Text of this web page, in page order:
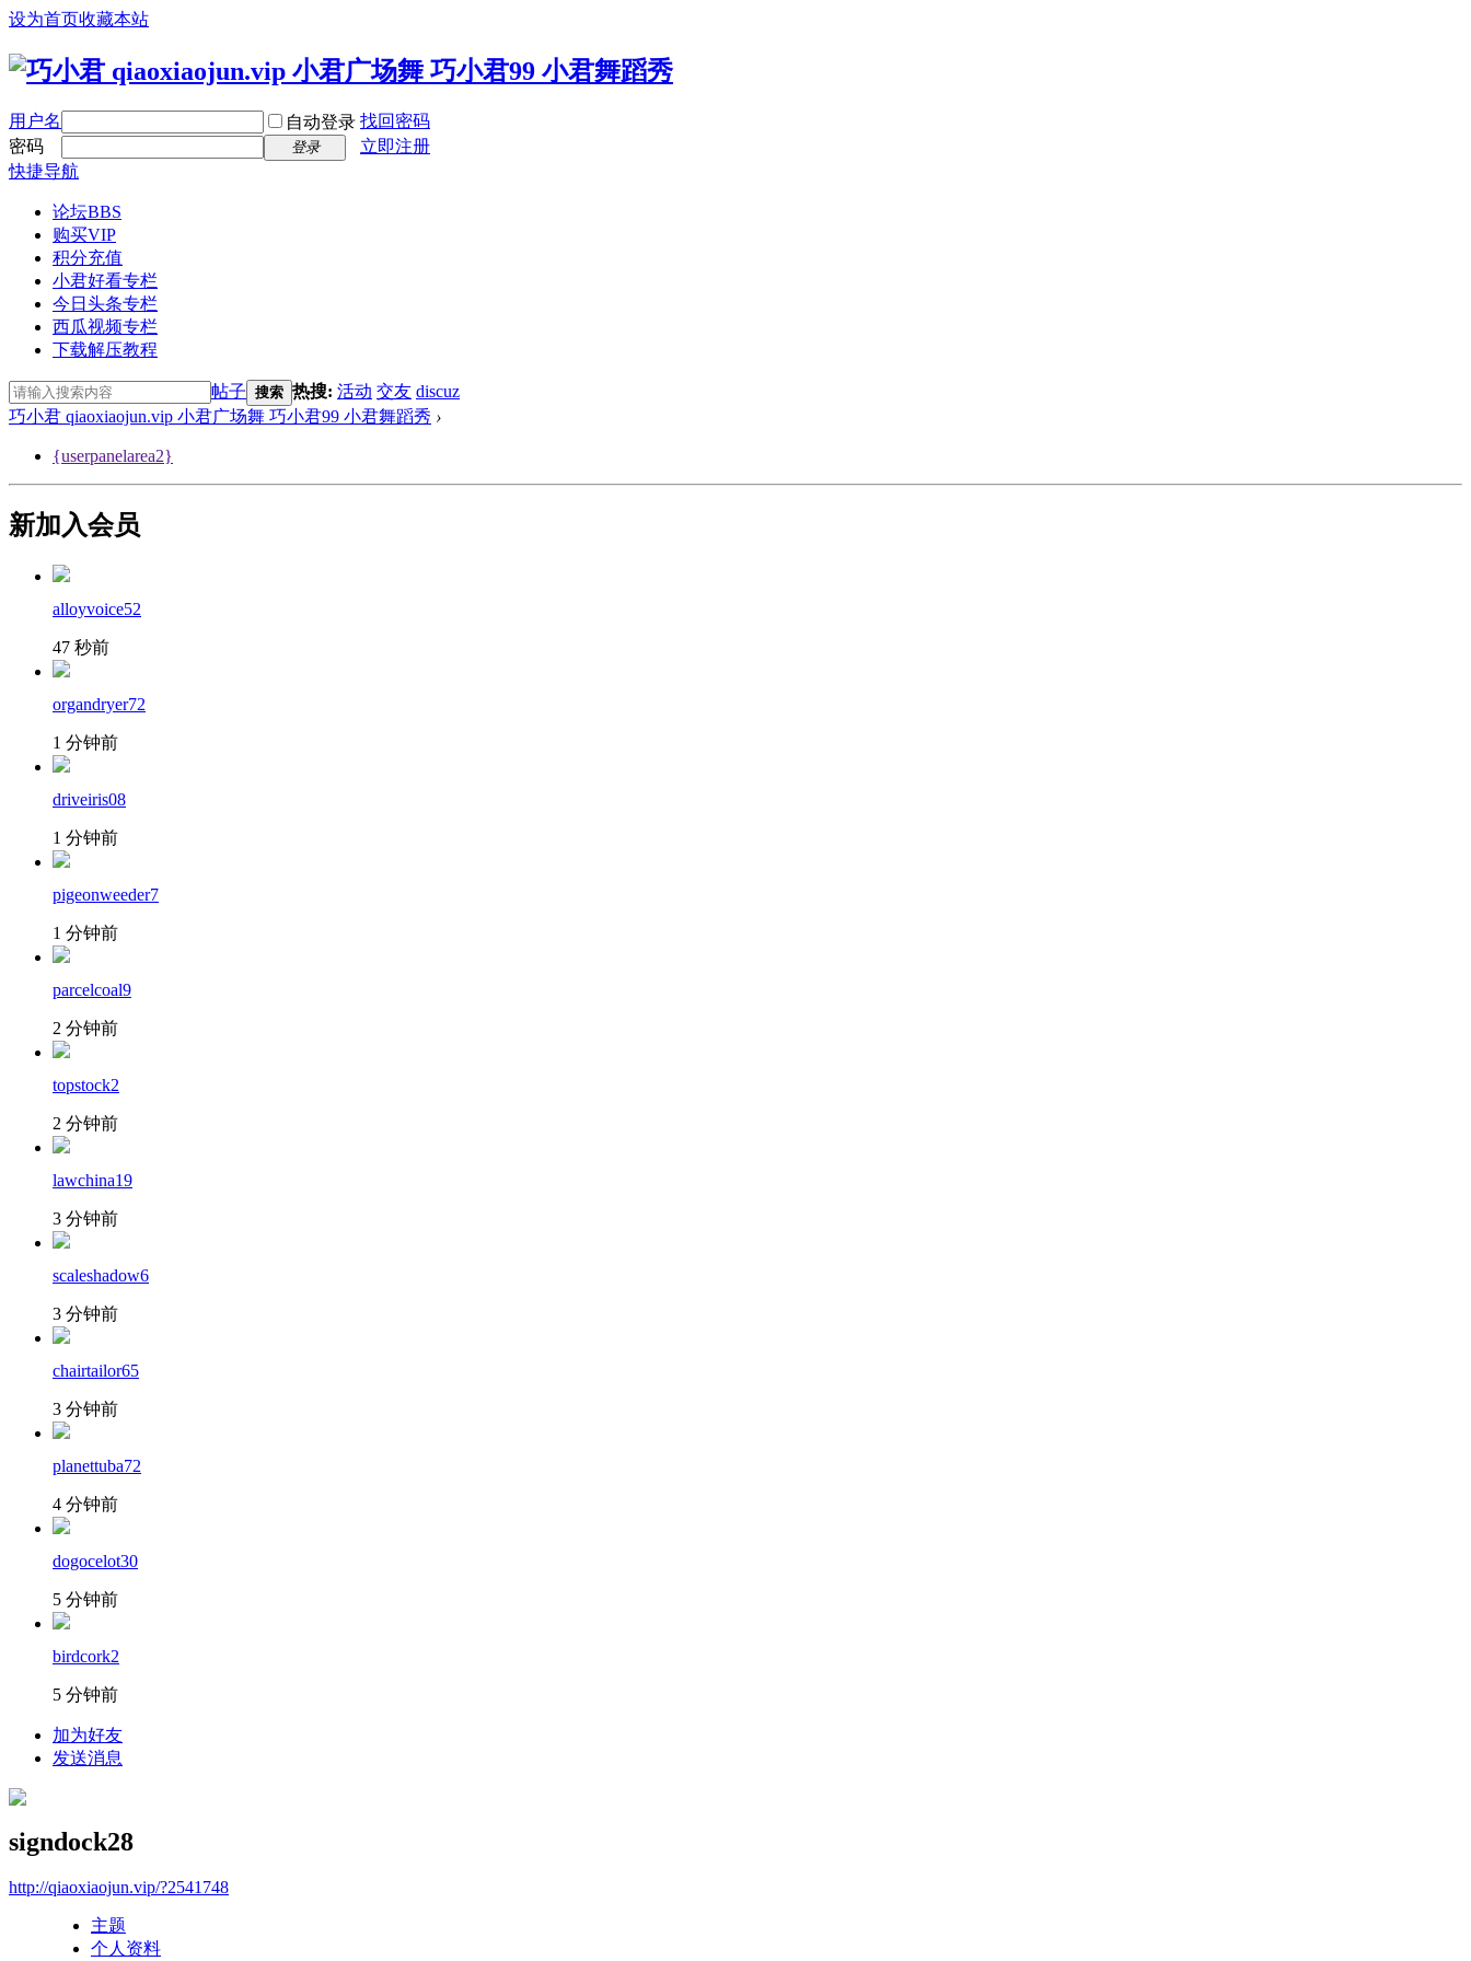
设为首页收藏本站
用户名 自动登录 找回密码
密码
登录
立即注册
快捷导航
论坛BBS
购买VIP
积分充值
小君好看专栏
今日头条专栏
西瓜视频专栏
下载解压教程
帖子 搜索 热搜: 活动 交友 discuz
巧小君 qiaoxiaojun.vip 小君广场舞 巧小君99 小君舞蹈秀 ›
{userpanelarea2}
新加入会员
alloyvoice52
47 秒前
organdryer72
1 分钟前
driveiris08
1 分钟前
pigeonweeder7
1 分钟前
parcelcoal9
2 分钟前
topstock2
2 分钟前
lawchina19
3 分钟前
scaleshadow6
3 分钟前
chairtailor65
3 分钟前
planettuba72
4 分钟前
dogocelot30
5 分钟前
birdcork2
5 分钟前
加为好友
发送消息
signdock28
http://qiaoxiaojun.vip/?2541748
主题
个人资料